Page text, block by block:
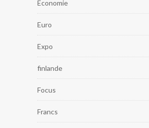
Economie
Euro
Expo
finlande
Focus
Francs